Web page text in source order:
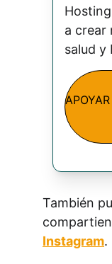
a crear
salud y
También
Instagram.